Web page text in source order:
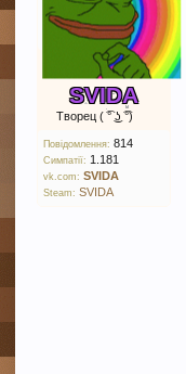
SVIDA
Творец ( ͡° ͜ʖ ͡°)
Повідомлення: 814
Симпатії: 1.181
vk.com: SVIDA
Steam: SVIDA